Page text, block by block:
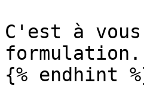
C'est à
formulation.
{% endhint